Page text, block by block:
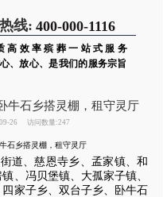
线: 400-000-1116
高效率殡葬一站式服务
、放心、是我们的服务宗旨
牛石乡搭灵棚，租守灵厅
26 访问数量:247
石乡搭灵棚，租守灵厅
道、慈恩寺乡、孟家镇、和
、冯贝堡镇、大孤家子镇、
家子乡、双台子乡、卧牛石